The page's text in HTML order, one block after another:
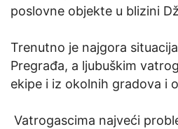
poslovne objekte u blizini
Trenutno je najgora
Pregrađa, a ljubuškim
ekipe i iz okolnih gradova i
Vatrogascima najveći